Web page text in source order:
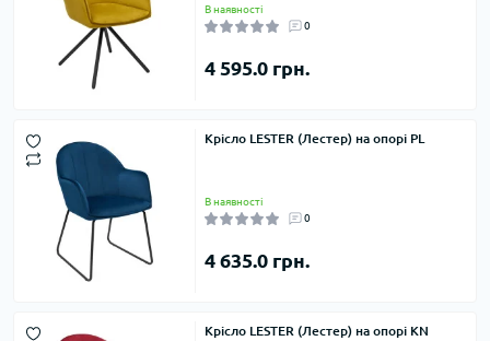
В наявності
0
4 595.0 грн.
Крісло LESTER (Лестер) на опорі PL
В наявності
0
4 635.0 грн.
Крісло LESTER (Лестер) на опорі KN